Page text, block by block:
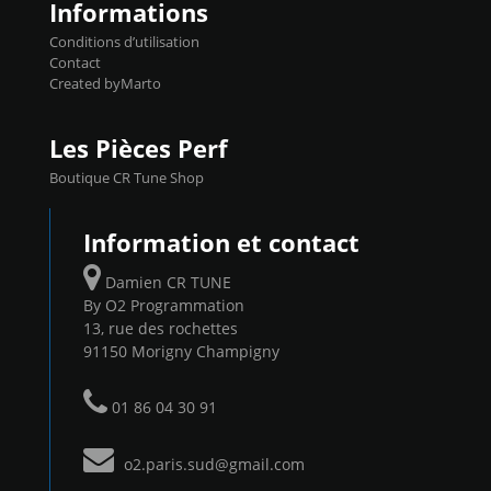
Informations
Conditions d’utilisation
Contact
Created byMarto
Les Pièces Perf
Boutique CR Tune Shop
Information et contact
Damien CR TUNE
By O2 Programmation
13, rue des rochettes
91150 Morigny Champigny
01 86 04 30 91
o2.paris.sud@gmail.com